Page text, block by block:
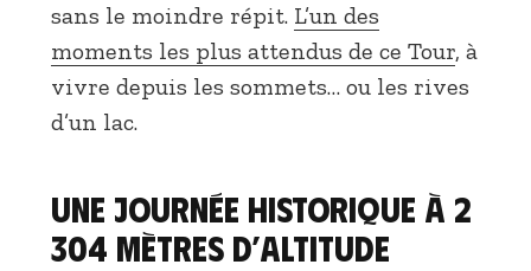
sans le moindre répit. L’un des
moments les plus attendus de ce Tour, à
vivre depuis les sommets… ou les rives
d’un lac.
Une journée historique à 2
304 mètres d’altitude